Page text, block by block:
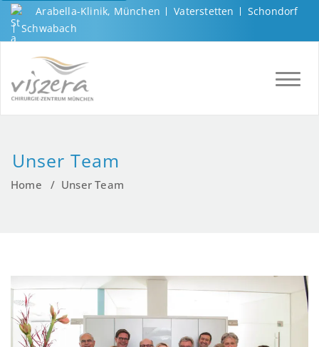
Arabella-Klinik, München Vaterstetten
Schondorf
Schwabach
Unser Team
Home / Unser Team